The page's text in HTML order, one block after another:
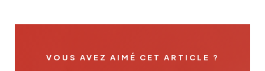
VOUS AVEZ AIMÉ CET ARTICLE ?